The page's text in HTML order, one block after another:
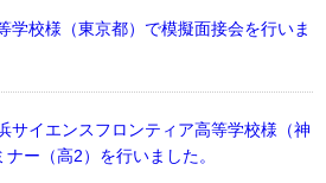
学校様（東京都）で模擬面接会を行いま
サイエンスフロンティア高等学校様（神
ー（高2）を行いました。